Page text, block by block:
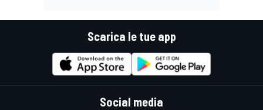
Scarica le tue app
Social media